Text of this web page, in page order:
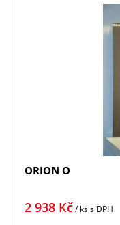
ORION O
2 938 Kč/ kss DPH